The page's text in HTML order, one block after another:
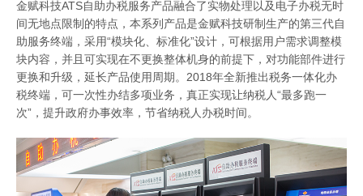
金赋科技ATS自助办税服务产品融合了实物处理以及电子办税无时
间无地点限制的特点，本系列产品是金赋科技研制生产的第三代自
助服务终端，采用“模块化、标准化”设计，可根据用户需求调整模
块内容，并且可实现在不更换整体机身的前提下，对功能部件进行
更换和升级，延长产品使用周期。2018年全新推出税务一体化办
税终端，可一次性办结多项业务，真正实现让纳税人“最多跑一
次”，提升政府办事效率，节省纳税人办税时间。